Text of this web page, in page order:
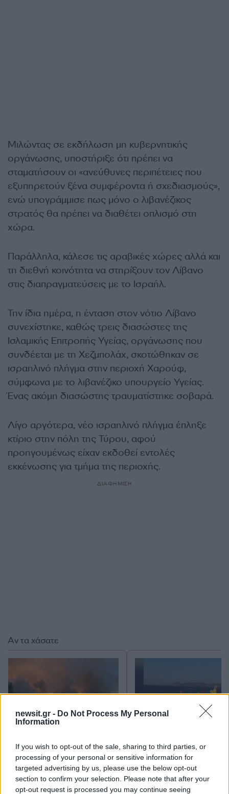
newsit.gr - Do Not Process My Personal
Information
If you wish to opt-out of the sale, sharing to third parties, or
processing of your personal or sensitive information for
targeted advertising by us, please use the below opt-out
section to confirm your selection. Please note that after your
opt-out request is processed you may continue seeing
Μιλώντας σε εκδήλωση μη κυβερνητικής
οργάνωσης, υποστήριξε ότι πρέπει να
σταματήσουν οι «ανεύθυνες περιπέτειες που
εξυπηρετούν ξένα συμφέροντα ή σχεδιασμούς»,
ενώ υπογράμμισε πως μόνο ο λιβανέζικος
στρατός θα πρέπει να διαθέτει οπλισμό στη
χώρα.
Παράλληλα, κάλεσε τις αραβικές χώρες αλλά και
τη διεθνή κοινότητα να στηρίξουν τον Λίβανο
στις διαπραγματεύσεις με το Ισραήλ.
Την ίδια ημέρα, η ένταση στον νότιο Λίβανο
συνεχίστηκε, καθώς τρεις διασώστες της
Ισλαμικής Επιτροπής Υγείας, οργάνωσης που
συνδέεται με τη Χεζμπολάχ, σκοτώθηκαν σε
ισραηλινό πλήγμα στην περιοχή Χαρούφ,
σύμφωνα με το λιβανέζικο υπουργείο Υγείας.
Ένας ακόμη διασώστης τραυματίστηκε σοβαρά.
Λίγο αργότερα, νέο ισραηλινό πλήγμα έπληξε
κτίριο στην πόλη της Τύρου, αφού
προηγουμένως είχαν εκδοθεί εντολές
εκκένωσης για τμήμα της περιοχής.
ΔΙΑΦΗΜΙΣΗ
Αν τα χάσατε
Σε πορτοκαλί συναγερμό
για φωτιές η χώρα και τη
Δευτέρα: Στα 9 μποφόρ οι
άνεμοι – Πάνω από 400
πυρκαγιές σε 10 ημέρες
Μετέτρεψαν το
Σαρακήνικο της
ελικοδρόμιο –
το ελικόπτερο τους
κάνουν μπάνιο